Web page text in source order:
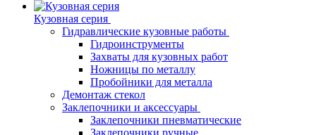
Кузовная серия
Гидравлические кузовные работы
Гидроинструменты
Захваты для кузовных работ
Ножницы по металлу
Пробойники для металла
Демонтаж стекол
Заклепочники и аксессуары
Заклепочники пневматические
Заклепочники ручные